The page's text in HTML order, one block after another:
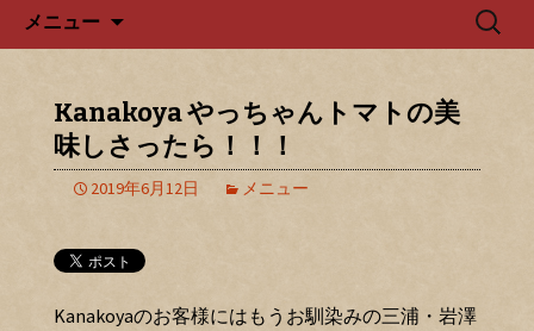
メニュー
検
Kanakoya やっちゃんトマトの美
味しさったら！！！
2019年6月12日 メニュー
Kanakoyaのお客様にはもうお馴染みの三浦・岩澤